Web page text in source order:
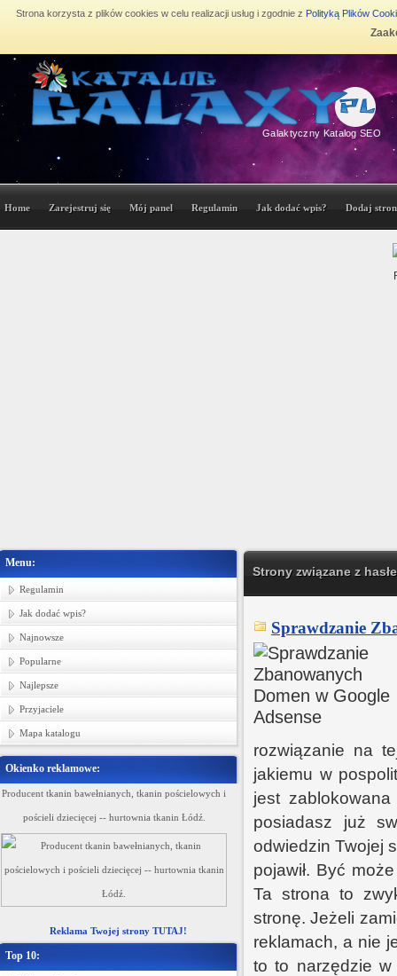
Strona korzysta z plików cookies w celu realizacji usług i zgodnie z Polityką Plików
Galaktyczny Katalog SEO
Home Zarejestruj się Mój panel Regulamin Jak dodać wpis? Dodaj
Menu:
Regulamin
Jak dodać wpis?
Najnowsze
Popularne
Najlepsze
Przyjaciele
Mapa katalogu
Okienko reklamowe:
Producent tkanin bawełnianych, tkanin pościelowych i
pościeli dziecięcej -- hurtownia tkanin Łódź.
Ministerstwo Gadżetów
Reklama Twojej strony TUTAJ!
Top 10:
Strony związane z
Sprawdzanie
rozwiązanie na
jakiemu w
jest
posiadasz już
odwiedzin Twojej
pojawił. Być
Ta strona to
stronę. Jeżeli
reklamach, a nie
to to narzędzie w